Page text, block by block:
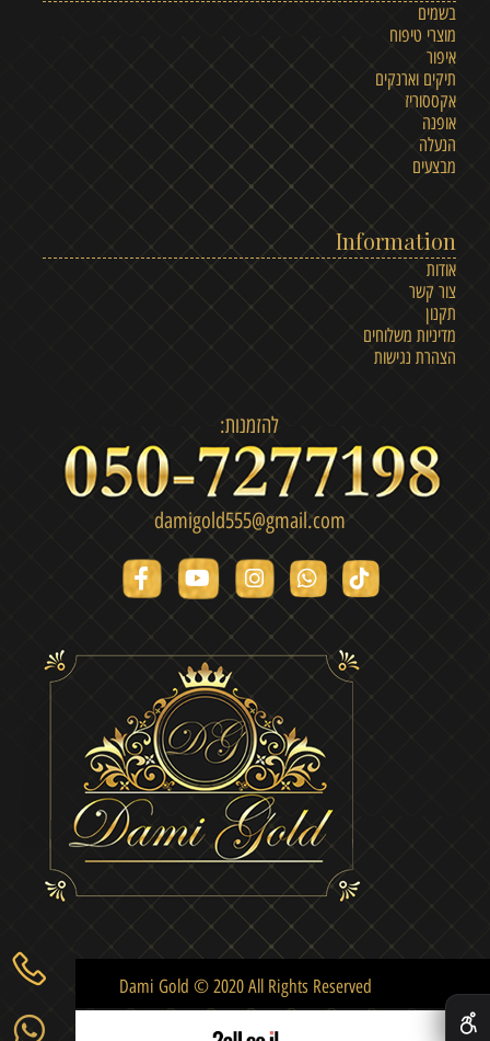
בשמים
מוצרי טיפוח
איפור
תיקים וארנקים
אקססוריז
אופנה
הנעלה
מבצעים
Information
אודות
צור קשר
תקנון
מדיניות משלוחים
הצהרת נגישות
להזמנות:
damigold555@gmail.com
Dami Gold © 2020 All Rights Reserved